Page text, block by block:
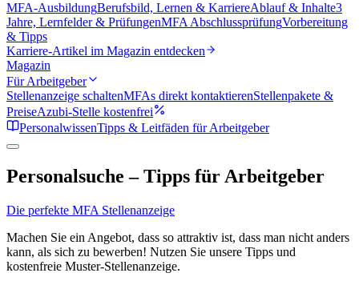
MFA-AusbildungBerufsbild, Lernen & KarriereAblauf & Inhalte3
Jahre, Lernfelder & PrüfungenMFA AbschlussprüfungVorbereitung
& Tipps
Karriere-Artikel im Magazin entdecken
Magazin
Für Arbeitgeber
Stellenanzeige schaltenMFAs direkt kontaktierenStellenpakete &
PreiseAzubi-Stelle kostenfrei
PersonalwissenTipps & Leitfäden für Arbeitgeber
Personalsuche – Tipps für Arbeitgeber
Die perfekte MFA Stellenanzeige
Machen Sie ein Angebot, dass so attraktiv ist, dass man nicht anders
kann, als sich zu bewerben! Nutzen Sie unsere Tipps und
kostenfreie Muster-Stellenanzeige.